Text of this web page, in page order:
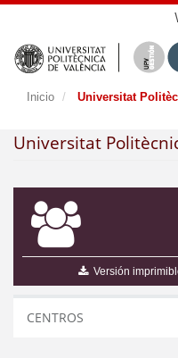
Inicio Universitat
Universitat
Versión
CENTROS